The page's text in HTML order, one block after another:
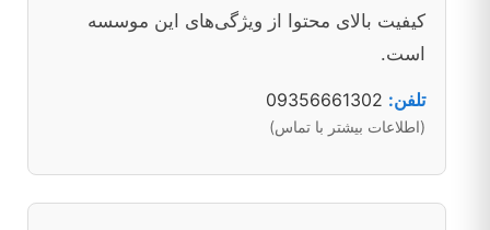
کیفیت بالای محتوا از ویژگی‌های این موسسه
است.
تلفن:
(اطلاعات بیشتر با تماس)